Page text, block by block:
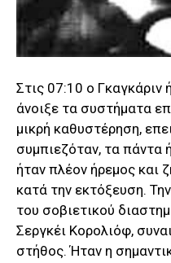
Στις 07:10 ο Γκαγκάριν
άνοιξε τα συστήματα
μικρή καθυστέρηση,
συμπιεζόταν, τα πάντα
ήταν πλέον ήρεμος και
κατά την εκτόξευση.
του σοβιετικού
Σεργκέι Κορολιόφ,
στήθος. Ήταν η